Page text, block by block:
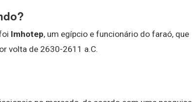
Imhotep, um egípcio e funcionário do faraó, que
volta de 2630-2611 a.C.